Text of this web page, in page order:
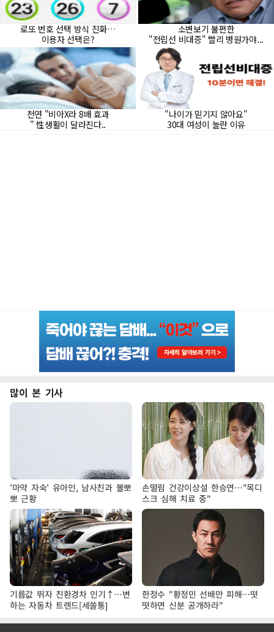
많이 본 기사
'마약 자숙' 유아인, 남사친과 볼뽀
뽀 근황
손떨림 건강이상설 한승연…"목디
스크 심해 치료 중"
기름값 뛰자 친환경차 인기↑…변
하는 자동차 트렌드[세쓸통]
한정수 "황정민 선배만 피해…떳
떳하면 신분 공개하라"